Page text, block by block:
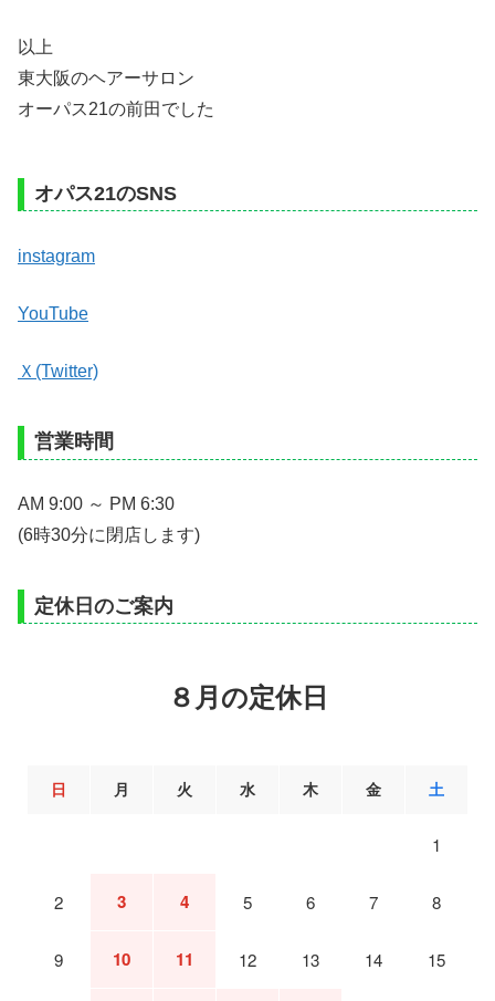
以上
東大阪のヘアーサロン
オーパス21の前田でした
オパス21のSNS
instagram
YouTube
Ｘ(Twitter)
営業時間
AM 9:00 ～ PM 6:30
(6時30分に閉店します)
定休日のご案内
８月の定休日
日 月 火 水 木 金 土
1
2 3 4 5 6 7 8
9 10 11 12 13 14 15